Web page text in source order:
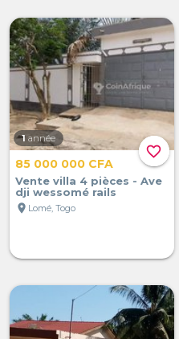
favorite_border
1 année
85 000 000 CFA
Vente villa 4 pièces - Ave
dji wessomé rails
location_on Lomé, Togo